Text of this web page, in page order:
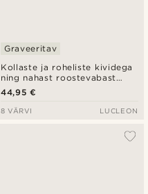
Kollaste ja roheliste kividega
ning nahast roostevabast
terasest Icon käevõru
Graveeritav
44,95 €
8 VÄRVI LUCLEON